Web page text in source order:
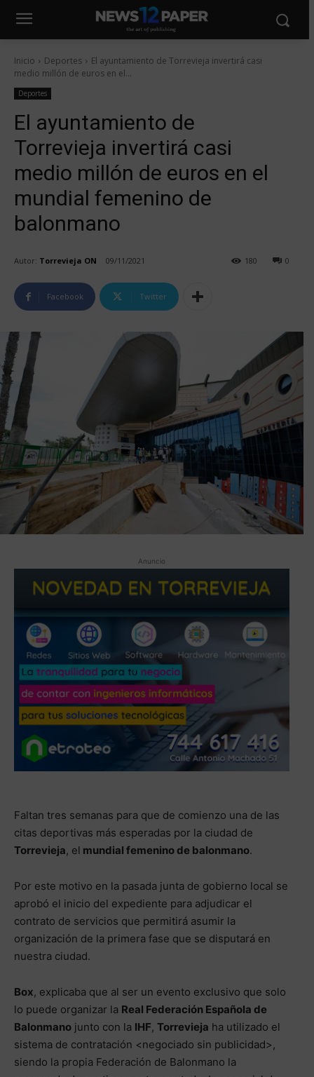
Inicio Deportes
El ayuntamiento de Torrevieja invertirá casi
medio millón de euros en el...
Deportes
El ayuntamiento de
Torrevieja invertirá casi
medio millón de euros en el
mundial femenino de
balonmano
Autor: Torrevieja ON 09/11/2021 0
180
Facebook Twitter
Anuncio
Faltan tres semanas para que de comienzo una de las
citas deportivas más esperadas por la ciudad de
Torrevieja, el mundial femenino de balonmano.
Por este motivo en la pasada junta de gobierno local se
aprobó el inicio del expediente para adjudicar el
contrato de servicios que permitirá asumir la
organización de la primera fase que se disputará en
nuestra ciudad.
Box, explicaba que al ser un evento exclusivo que solo
lo puede organizar la Real Federación Española de
Balonmano junto con la IHF, Torrevieja ha utilizado el
sistema de contratación <negociado sin publicidad>,
siendo la propia Federación de Balonmano la